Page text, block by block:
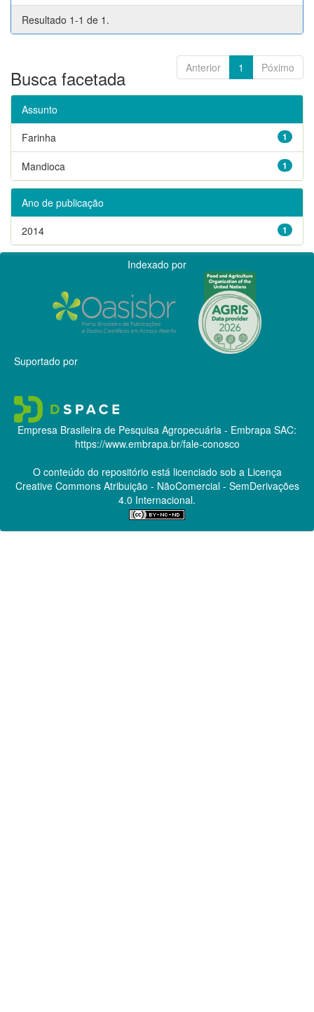
Resultado 1-1 de 1.
Anterior 1 Póximo
Busca facetada
Assunto
1
Farinha
1
Mandioca
Ano de publicação
1
2014
Indexado por
Suportado por
Empresa Brasileira de Pesquisa Agropecuária - Embrapa SAC:
https://www.embrapa.br/fale-conosco
O conteúdo do repositório está licenciado sob a Licença
Creative CommonsAtribuição - NãoComercial - SemDerivações
4.0 Internacional.